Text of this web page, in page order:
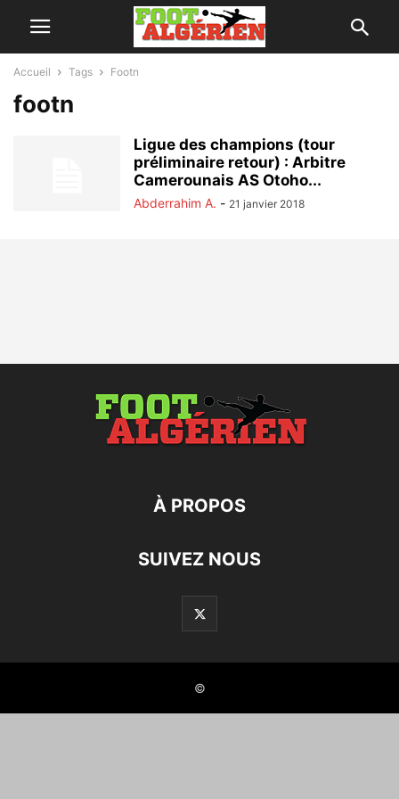
Accueil Tags Footn
footn
Ligue des champions (tour
préliminaire retour) : Arbitre
Camerounais AS Otoho...
Abderrahim A. - 21 janvier 2018
À PROPOS
SUIVEZ NOUS
©